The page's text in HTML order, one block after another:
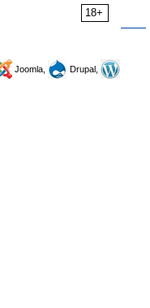
18+
Joomla,
Drupal,